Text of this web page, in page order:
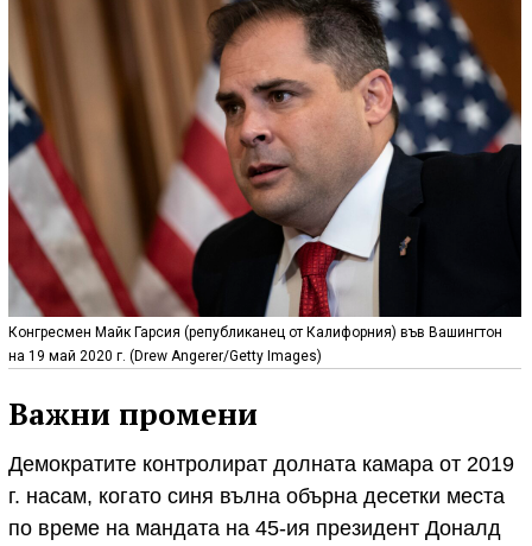
Конгресмен Майк Гарсия (републиканец от Калифорния) във Вашингтон
на 19 май 2020 г. (Drew Angerer/Getty Images)
Важни промени
Демократите контролират долната камара от 2019
г. насам, когато синя вълна обърна десетки места
по време на мандата на 45-ия президент Доналд